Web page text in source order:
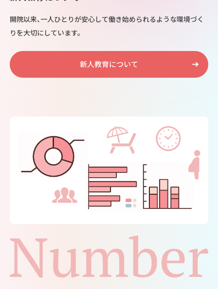
開院以来、一人ひとりが安心して働き始められるような環境づく
りを大切にしています。
新人教育について